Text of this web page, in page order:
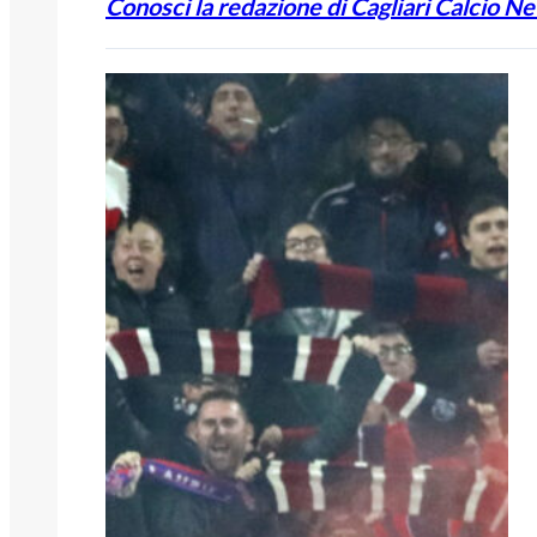
Conosci la redazione di Cagliari Calcio